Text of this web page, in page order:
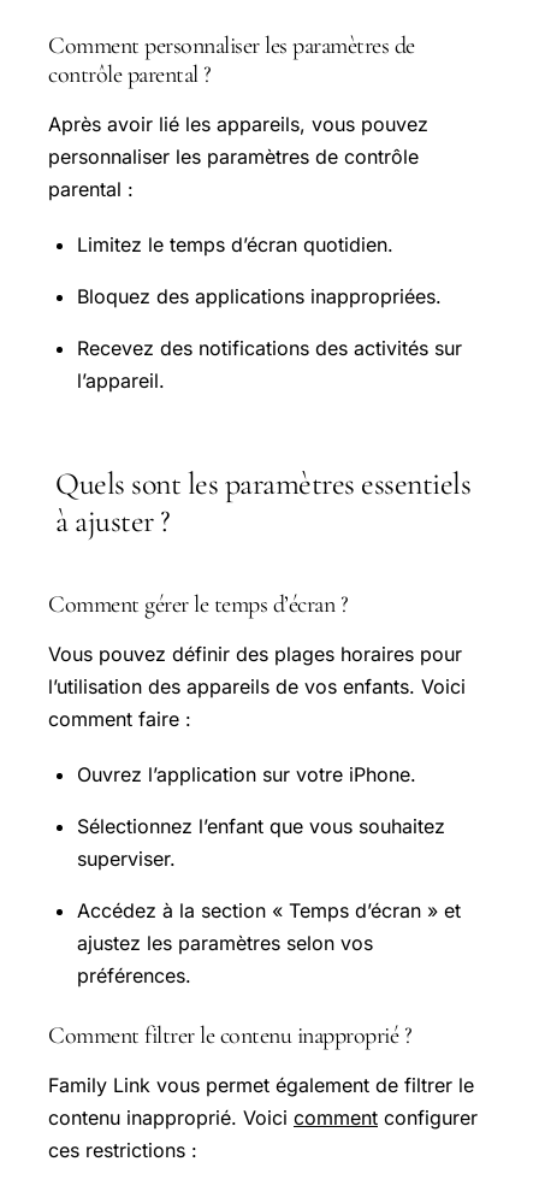
Comment personnaliser les paramètres de
contrôle parental ?
Après avoir lié les appareils, vous pouvez
personnaliser les paramètres de contrôle
parental :
Limitez le temps d’écran quotidien.
Bloquez des applications inappropriées.
Recevez des notifications des activités sur
l’appareil.
Quels sont les paramètres essentiels
à ajuster ?
Comment gérer le temps d’écran ?
Vous pouvez définir des plages horaires pour
l’utilisation des appareils de vos enfants. Voici
comment faire :
Ouvrez l’application sur votre iPhone.
Sélectionnez l’enfant que vous souhaitez
superviser.
Accédez à la section « Temps d’écran » et
ajustez les paramètres selon vos
préférences.
Comment filtrer le contenu inapproprié ?
Family Link vous permet également de filtrer le
contenu inapproprié. Voici comment configurer
ces restrictions :